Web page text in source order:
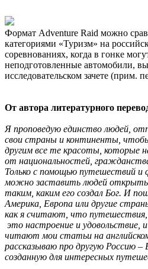
Формат Adventure Raid можно
категориями «Туризм» на
соревнованиях, когда в гонке
неподготовленные автомобили,
исследовательском зачете (прим.
От автора литературного
Я проповедую единство людей,
свои страны и континенты,
другим все те красоты, которые
от национальностей,
Только с помощью путешествий
можно заставить людей открыть
таким, каким его создал Бог. И
Америка, Европа или другие
как я считают, что путешествия,
это настроение и
читают мои статьи на
рассказываю про другую Россию –
созданную для интересных